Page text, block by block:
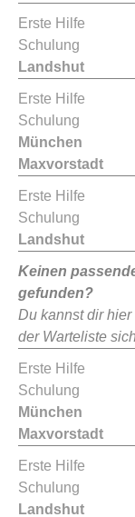
Erste Hilfe
Schulung
Landshut
Erste Hilfe
Schulung
München
Maxvorstadt
Erste Hilfe
Schulung
Landshut
Keinen
gefunden?
Du kannst dir
der Warteliste
Erste Hilfe
Schulung
München
Maxvorstadt
Erste Hilfe
Schulung
Landshut